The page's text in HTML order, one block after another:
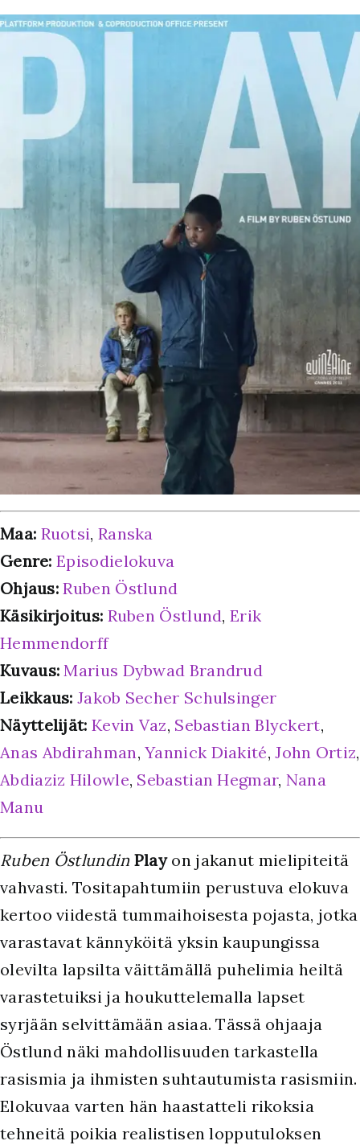
Maa: Ruotsi, Ranska
Genre:Episodielokuva
Ohjaus:Ruben Östlund
Käsikirjoitus: Ruben Östlund,Erik
Hemmendorff
Kuvaus:Marius Dybwad Brandrud
Leikkaus: Jakob Secher Schulsinger
Näyttelijät: Kevin Vaz, Sebastian Blyckert,
Anas Abdirahman,Yannick Diakité,John Ortiz,
Abdiaziz Hilowle, Sebastian Hegmar, Nana
Manu
Ruben Östlundin Playon jakanut mielipiteitä
vahvasti. Tositapahtumiin perustuva elokuva
kertoo viidestä tummaihoisesta pojasta, jotka
varastavat kännyköitä yksin kaupungissa
olevilta lapsilta väittämällä puhelimia heiltä
varastetuiksi ja houkuttelemalla lapset
syrjään selvittämään asiaa. Tässä ohjaaja
Östlund näki mahdollisuuden tarkastella
rasismia ja ihmisten suhtautumista rasismiin.
Elokuvaa varten hän haastatteli rikoksia
tehneitä poikia realistisen lopputuloksen